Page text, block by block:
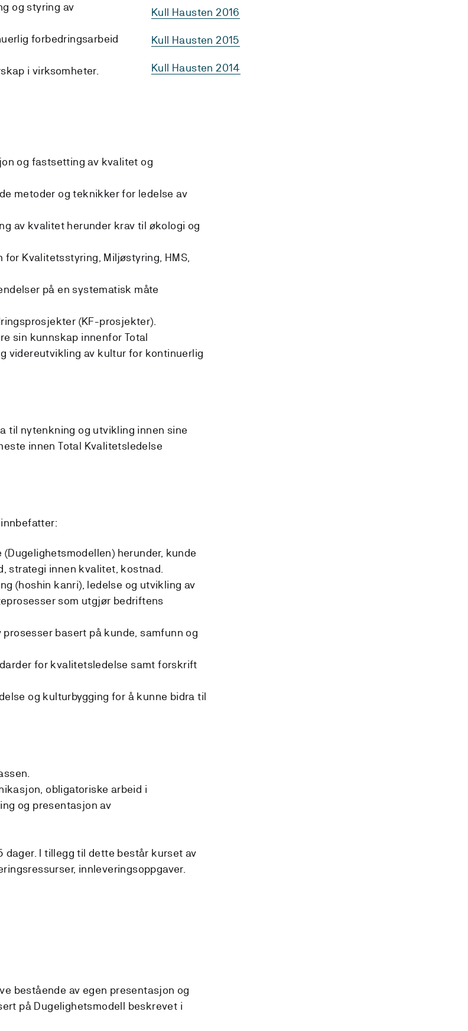
Kull Hausten 2016
Kull Hausten 2015
Kull Hausten 2014
og styring av
forbedringsarbeid
i virksomheter.
og fastsetting av kvalitet og
metoder og teknikker for ledelse av
av kvalitet herunder krav til økologi og
Kvalitetsstyring, Miljøstyring, HMS,
på en systematisk måte
(KF-prosjekter).
sin kunnskap innenfor Total
videreutvikling av kultur for kontinuerlig
til nytenkning og utvikling innen sine
innen Total Kvalitetsledelse
herunder, kunde
strategi innen kvalitet, kostnad.
(hoshin kanri), ledelse og utvikling av
som utgjør bedriftens
basert på kunde, samfunn og
for kvalitetsledelse samt forskrift
og kulturbygging for å kunne bidra til
obligatoriske arbeid i
og presentasjon av
dager. I tillegg til dette består kurset av
innleveringsoppgaver.
bestående av egen presentasjon og
på Dugelighetsmodell beskrevet i